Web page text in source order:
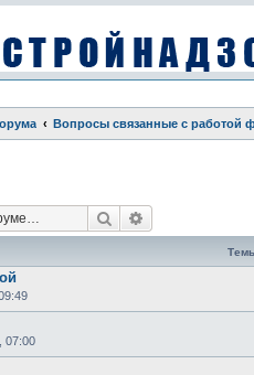
Вопросы связанные с работой
Поиск
07:00